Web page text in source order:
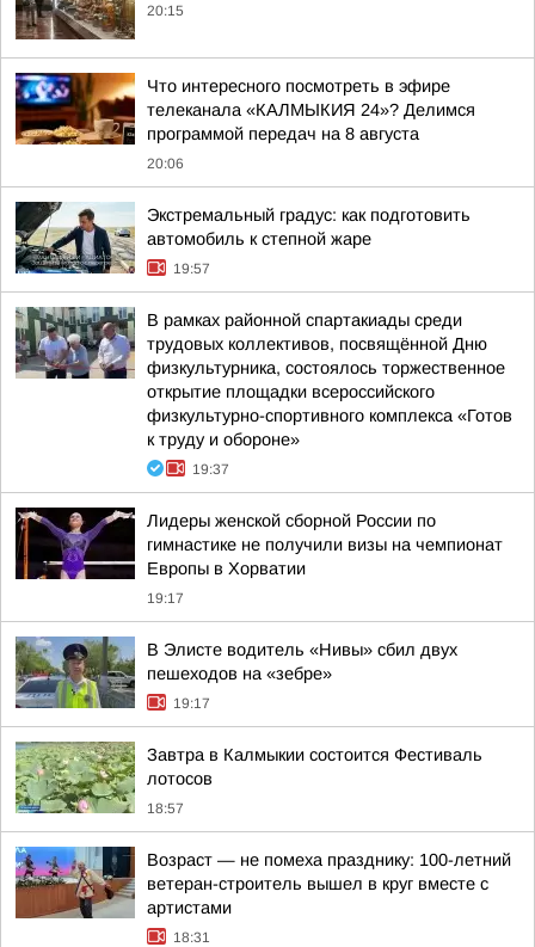
20:15
Что интересного посмотреть в эфире
телеканала «КАЛМЫКИЯ 24»? Делимся
программой передач на 8 августа
20:06
Экстремальный градус: как подготовить
автомобиль к степной жаре
19:57
В рамках районной спартакиады среди
трудовых коллективов, посвящённой Дню
физкультурника, состоялось торжественное
открытие площадки всероссийского
физкультурно-спортивного комплекса «Готов
к труду и обороне»
19:37
Лидеры женской сборной России по
гимнастике не получили визы на чемпионат
Европы в Хорватии
19:17
В Элисте водитель «Нивы» сбил двух
пешеходов на «зебре»
19:17
Завтра в Калмыкии состоится Фестиваль
лотосов
18:57
Возраст — не помеха празднику: 100-летний
ветеран-строитель вышел в круг вместе с
артистами
18:31